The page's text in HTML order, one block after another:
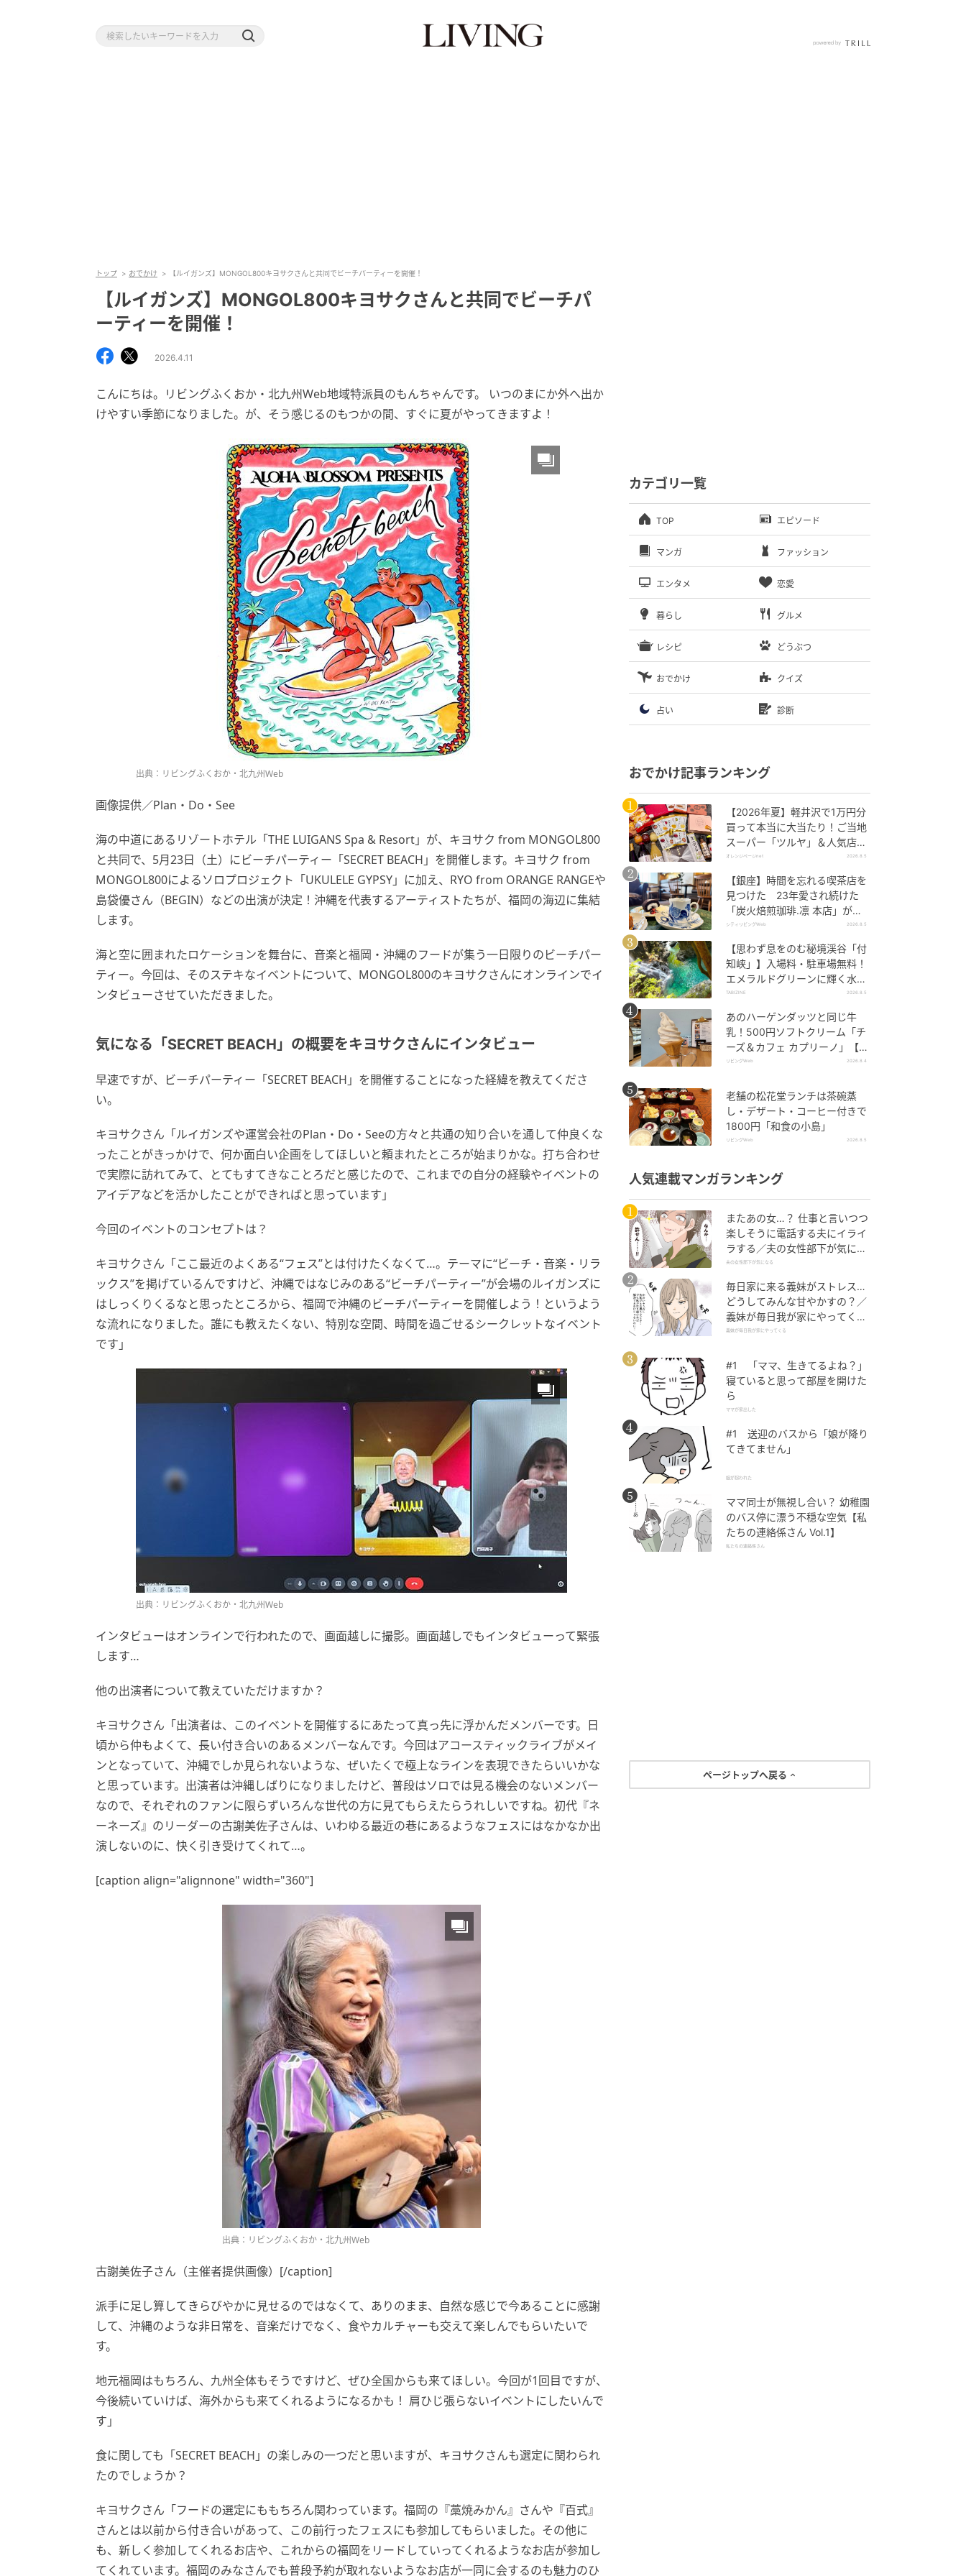
トップ おでかけ 【ルイガンズ】MONGOL800キヨサクさんと共同でビーチパーティーを開催！
【ルイガンズ】MONGOL800キヨサクさんと共同でビーチパ
ーティーを開催！
2026.4.11
こんにちは。リビングふくおか・北九州Web地域特派員のもんちゃんです。 いつのまにか外へ出か
けやすい季節になりました。が、そう感じるのもつかの間、すぐに夏がやってきますよ！
出典：リビングふくおか・北九州Web
画像提供／Plan・Do・See
海の中道にあるリゾートホテル「THE LUIGANS Spa & Resort」が、キヨサク from MONGOL800
と共同で、5月23日（土）にビーチパーティー「SECRET BEACH」を開催します。キヨサク from
MONGOL800によるソロプロジェクト「UKULELE GYPSY」に加え、RYO from ORANGE RANGEや
島袋優さん（BEGIN）などの出演が決定！沖縄を代表するアーティストたちが、福岡の海辺に集結
します。
海と空に囲まれたロケーションを舞台に、音楽と福岡・沖縄のフードが集う一日限りのビーチパー
ティー。今回は、そのステキなイベントについて、MONGOL800のキヨサクさんにオンラインでイ
ンタビューさせていただきました。
気になる「SECRET BEACH」の概要をキヨサクさんにインタビュー
早速ですが、ビーチパーティー「SECRET BEACH」を開催することになった経緯を教えてくださ
い。
キヨサクさん「ルイガンズや運営会社のPlan・Do・Seeの方々と共通の知り合いを通して仲良くな
ったことがきっかけで、何か面白い企画をしてほしいと頼まれたところが始まりかな。打ち合わせ
で実際に訪れてみて、とてもすてきなことろだと感じたので、これまでの自分の経験やイベントの
アイデアなどを活かしたことができればと思っています」
今回のイベントのコンセプトは？
キヨサクさん「ここ最近のよくある“フェス”とは付けたくなくて…。テーマに“ビーチ・音楽・リラ
ックス”を掲げているんですけど、沖縄ではなじみのある“ビーチパーティー”が会場のルイガンズに
はしっくりくるなと思ったところから、福岡で沖縄のビーチパーティーを開催しよう！というよう
な流れになりました。誰にも教えたくない、特別な空間、時間を過ごせるシークレットなイベント
です」
出典：リビングふくおか・北九州Web
インタビューはオンラインで行われたので、画面越しに撮影。画面越しでもインタビューって緊張
します…
他の出演者について教えていただけますか？
キヨサクさん「出演者は、このイベントを開催するにあたって真っ先に浮かんだメンバーです。日
頃から仲もよくて、長い付き合いのあるメンバーなんです。今回はアコースティックライブがメイ
ンとなっていて、沖縄でしか見られないような、ぜいたくで極上なラインを表現できたらいいかな
と思っています。出演者は沖縄しばりになりましたけど、普段はソロでは見る機会のないメンバー
なので、それぞれのファンに限らずいろんな世代の方に見てもらえたらうれしいですね。初代『ネ
ーネーズ』のリーダーの古謝美佐子さんは、いわゆる最近の巷にあるようなフェスにはなかなか出
演しないのに、快く引き受けてくれて…。
[caption align="alignnone" width="360"]
出典：リビングふくおか・北九州Web
古謝美佐子さん（主催者提供画像）[/caption]
派手に足し算してきらびやかに見せるのではなくて、ありのまま、自然な感じで今あることに感謝
して、沖縄のような非日常を、音楽だけでなく、食やカルチャーも交えて楽しんでもらいたいで
す。
地元福岡はもちろん、九州全体もそうですけど、ぜひ全国からも来てほしい。今回が1回目ですが、
今後続いていけば、海外からも来てくれるようになるかも！ 肩ひじ張らないイベントにしたいんで
す」
食に関しても「SECRET BEACH」の楽しみの一つだと思いますが、キヨサクさんも選定に関わられ
たのでしょうか？
キヨサクさん「フードの選定にももちろん関わっています。福岡の『藁焼みかん』さんや『百式』
さんとは以前から付き合いがあって、この前行ったフェスにも参加してもらいました。その他に
も、新しく参加してくれるお店や、これからの福岡をリードしていってくれるようなお店が参加し
てくれています。福岡のみなさんでも普段予約が取れないようなお店が一同に会するのも魅力のひ
カテゴリ一覧
TOP エピソード
マンガ ファッション
エンタメ 恋愛
暮らし グルメ
レシピ どうぶつ
おでかけ クイズ
占い 診断
おでかけ記事ランキング
【2026年夏】軽井沢で1万円分
買って本当に大当たり！ご当地
スーパー「ツルヤ」＆人気店の
お土産ベスト5【夏のお出か
オレンジページnet 2026.8.5
【銀座】時間を忘れる喫茶店を
見つけた 23年愛され続けた
「炭火焙煎珈琲.凛 本店」がも
っと通いたくなる場所に
シティリビングWeb 2026.8.5
【思わず息をのむ秘境渓谷「付
知峡」】入場料・駐車場無料！
エメラルドグリーンに輝く水面
はまるで絵画のよう｜岐阜県中
TABIZINE 2026.8.5
あのハーゲンダッツと同じ牛
乳！500円ソフトクリーム「チ
ーズ＆カフェ カプリーノ」【す
すきの】
リビングWeb 2026.8.4
老舗の松花堂ランチは茶碗蒸
し・デザート・コーヒー付きで
1800円「和食の小島」
リビングWeb 2026.8.5
人気連載マンガランキング
またあの女…？ 仕事と言いつつ
楽しそうに電話する夫にイライ
ラする／夫の女性部下が気にな
る（1）【夫婦の危機 まんが】
夫の女性部下が気になる
毎日家に来る義妹がストレス…
どうしてみんな甘やかすの？／
義妹が毎日我が家にやってくる
（1）【義父母がシンドイんで
義妹が毎日我が家にやってくる
#1 「ママ、生きてるよね？」
寝ていると思って部屋を開けた
ら
ママが家出した
#1 送迎のバスから「娘が降り
てきてません」
娘が拐われた
ママ同士が無視し合い？ 幼稚園
のバス停に漂う不穏な空気【私
たちの連絡係さん Vol.1】
私たちの連絡係さん
ページトップへ戻る